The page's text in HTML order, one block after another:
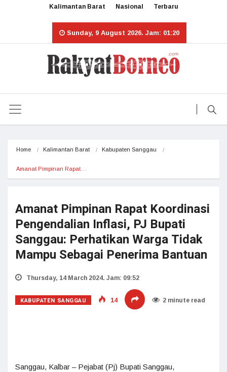
Kalimantan Barat Nasional Terbaru
Sunday, 9 August 2026. Jam: 01:20
Home Kalimantan Barat Kabupaten Sanggau
Amanat Pimpinan Rapat…
Amanat Pimpinan Rapat Koordinasi
Pengendalian Inflasi, PJ Bupati
Sanggau: Perhatikan Warga Tidak
Mampu Sebagai Penerima Bantuan
Thursday, 14 March 2024. Jam: 09:52
KABUPATEN SANGGAU 14 2 minute read
Sanggau, Kalbar – Pejabat (Pj) Bupati Sanggau,